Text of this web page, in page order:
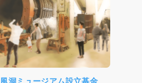
獲量の監視が困難となり、結果的
い事態が生じる可能性もありま
漁業を実現するためには、人々の
し、それに基づいた制度設計が求
研究室では、フィールドワーク、
グデータ解析を組み合わせて、有
ステムの構築に取り組んでいま